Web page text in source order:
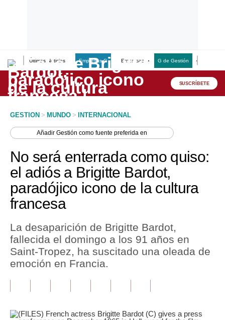
Últimas Noticias Empresas G Empresas G de Gestión
Lo último
Peru Quiosco
Economía
Mercados
Perú
Política
Tu Dinero
Finanzas Personales
SUSCRÍBETE
GESTION > MUNDO > INTERNACIONAL
AñadirGestión como fuente preferida en
No será enterrada como quiso:
el adiós a Brigitte Bardot,
paradójico icono de la cultura
francesa
La desaparición de Brigitte Bardot,
fallecida el domingo a los 91 años en
Saint-Tropez, ha suscitado una oleada de
emoción en Francia.